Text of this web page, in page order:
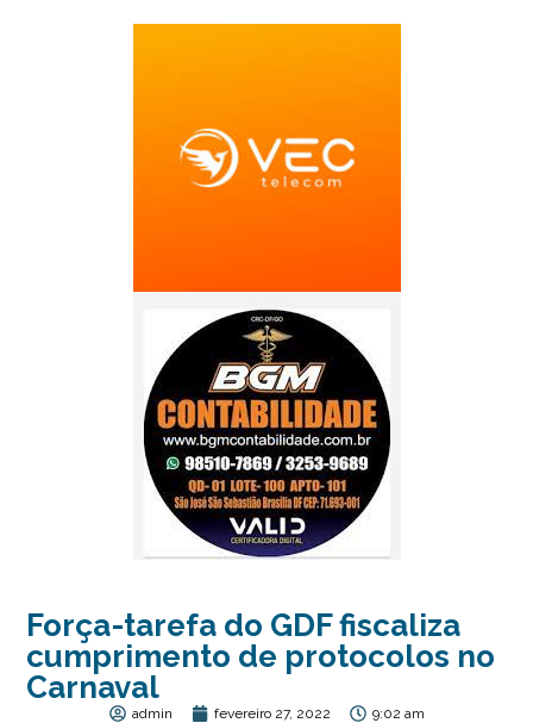
Força-tarefa do GDF fiscaliza
cumprimento de protocolos no
Carnaval
admin fevereiro 27, 2022 9:02 am